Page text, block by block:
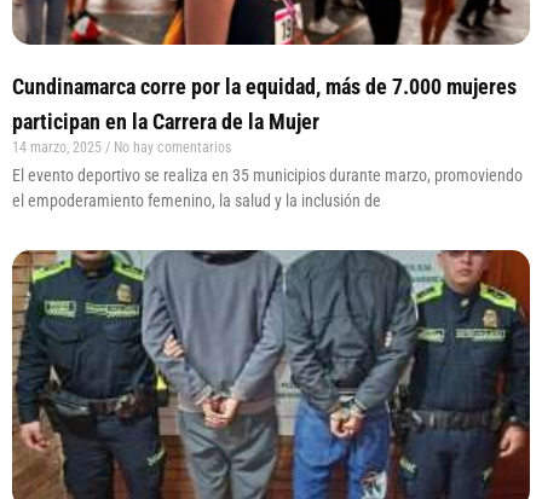
Cundinamarca corre por la equidad, más de 7.000 mujeres
participan en la Carrera de la Mujer
14 marzo, 2025 No hay comentarios
El evento deportivo se realiza en 35 municipios durante marzo, promoviendo
el empoderamiento femenino, la salud y la inclusión de